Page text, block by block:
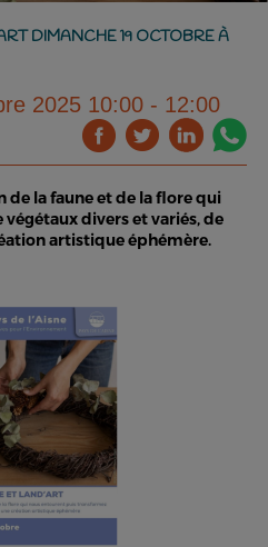
DIMANCHE 19 OCTOBRE À
2025 10:00 - 12:00
la faune et de la flore qui
divers et variés, de
artistique éphémère.